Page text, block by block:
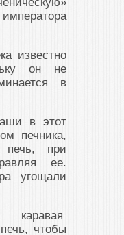
известно
он не
в
в этот
печника,
печь, при
ее.
угощали
чтобы